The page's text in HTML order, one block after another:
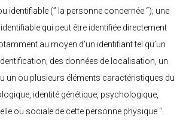
identifiable (” la personne concernée “); une
qui peut être identifiée directement
au moyen d’un identifiant tel qu’un
des données de localisation, un
un ou plusieurs éléments caractéristiques du
identité génétique, psychologique,
ou sociale de cette personne physique “.